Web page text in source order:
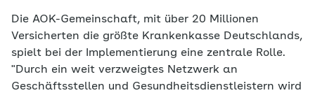
Die AOK-Gemeinschaft, mit über 20 Millionen
Versicherten die größte Krankenkasse Deutschlands,
spielt bei der Implementierung eine zentrale Rolle.
"Durch ein weit verzweigtes Netzwerk an
Geschäftsstellen und Gesundheitsdienstleistern wird